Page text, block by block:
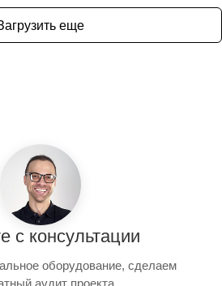
еще
с консультации
оборудование, сделаем
аудит проекта.